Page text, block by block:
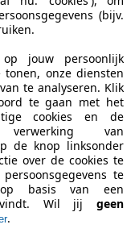
(bijv.
jouw persoonlijk
tonen, onze diensten
te analyseren. Klik
te gaan met het
cookies en de
verwerking van
de knop linksonder
over de cookies te
te
basis van een
Wil jij geen
.